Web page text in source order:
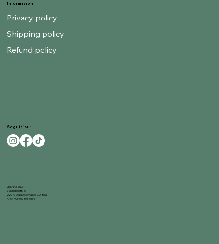
Informazioni
Privacy policy
Shipping policy
Refund policy
Seguici su:
GELNAT SRLS
Via dei Baietti, 16,
22077 Olgiate Comasco CO, Italia
P.IVA / CF 03980310134